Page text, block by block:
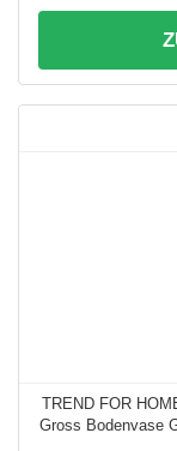
TREND FOR
Gross Bodenvase